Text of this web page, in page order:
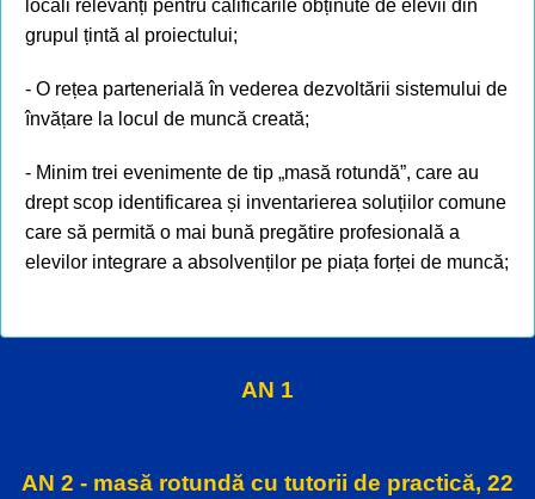
locali relevanți pentru calificările obținute de elevii din
grupul țintă al proiectului;
- O rețea partenerială în vederea dezvoltării sistemului de
învățare la locul de muncă creată;
- Minim trei evenimente de tip „masă rotundă”, care au
drept scop identificarea și inventarierea soluțiilor comune
care să permită o mai bună pregătire profesională a
elevilor integrare a absolvenților pe piața forței de muncă;
AN 1
AN 2 - masă rotundă cu tutorii de practică, 22